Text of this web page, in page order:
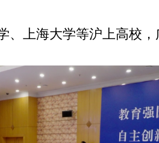
、上海大学等沪上高校